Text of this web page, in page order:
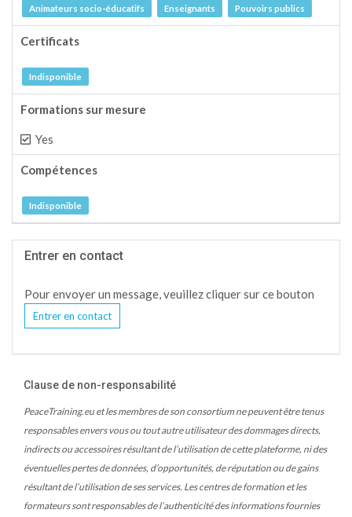
Animateurs socio-éducatifs Enseignants Pouvoirs publics
Certificats
Indisponible
Formations sur mesure
Yes
Compétences
Indisponible
Entrer en contact
Pour envoyer un message, veuillez cliquer sur ce bouton
Entrer en contact
Clause de non-responsabilité
PeaceTraining.eu et les membres de son consortium ne peuvent être tenus
responsables envers vous ou tout autre utilisateur des dommages directs,
indirects ou accessoires résultant de l’utilisation de cette plateforme, ni des
éventuelles pertes de données, d’opportunités, de réputation ou de gains
résultant de l’utilisation de ses services. Les centres de formation et les
formateurs sont responsables de l’authenticité des informations fournies